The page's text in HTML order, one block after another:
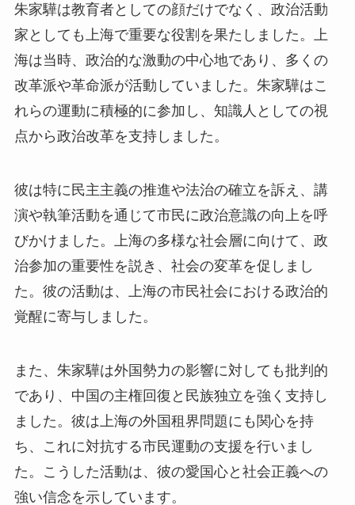
朱家驊は教育者としての顔だけでなく、政治活動
家としても上海で重要な役割を果たしました。上
海は当時、政治的な激動の中心地であり、多くの
改革派や革命派が活動していました。朱家驊はこ
れらの運動に積極的に参加し、知識人としての視
点から政治改革を支持しました。
彼は特に民主主義の推進や法治の確立を訴え、講
演や執筆活動を通じて市民に政治意識の向上を呼
びかけました。上海の多様な社会層に向けて、政
治参加の重要性を説き、社会の変革を促しまし
た。彼の活動は、上海の市民社会における政治的
覚醒に寄与しました。
また、朱家驊は外国勢力の影響に対しても批判的
であり、中国の主権回復と民族独立を強く支持し
ました。彼は上海の外国租界問題にも関心を持
ち、これに対抗する市民運動の支援を行いまし
た。こうした活動は、彼の愛国心と社会正義への
強い信念を示しています。